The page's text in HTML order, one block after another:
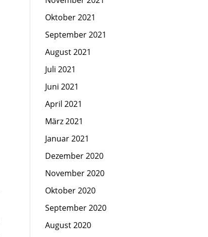
Oktober 2021
September 2021
August 2021
Juli 2021
Juni 2021
April 2021
März 2021
Januar 2021
Dezember 2020
November 2020
Oktober 2020
September 2020
August 2020